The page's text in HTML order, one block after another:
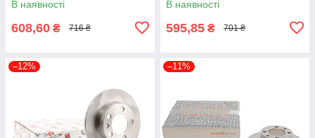
В наявності
608,60 ₴ 716 ₴
3501070
В наявності
595,85 ₴ 701 ₴
–12% –11%